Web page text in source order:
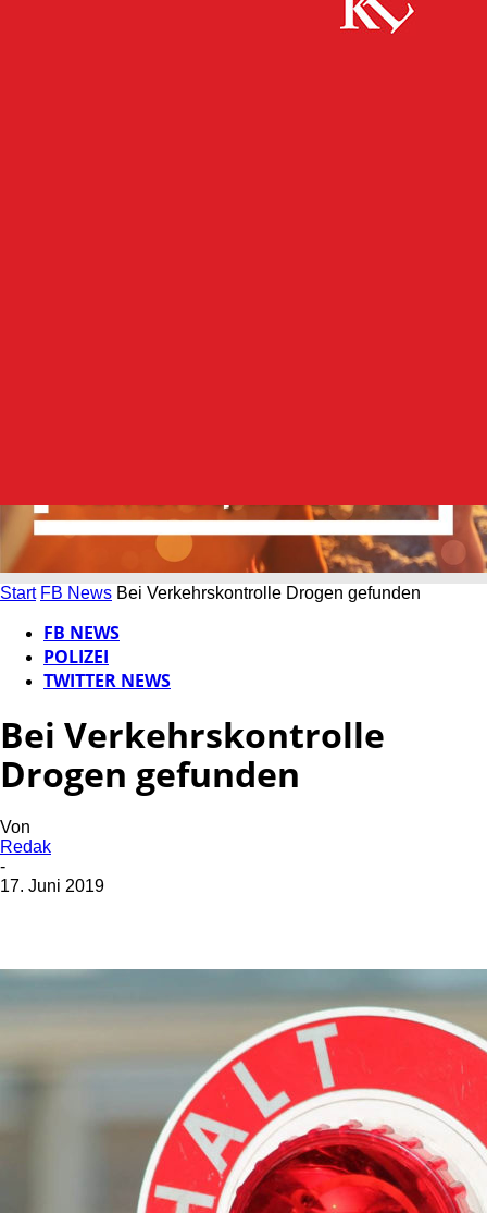
Start FB News Bei Verkehrskontrolle Drogen gefunden
FB NEWS
POLIZEI
TWITTER NEWS
Bei Verkehrskontrolle
Drogen gefunden
Von
Redak
-
17. Juni 2019